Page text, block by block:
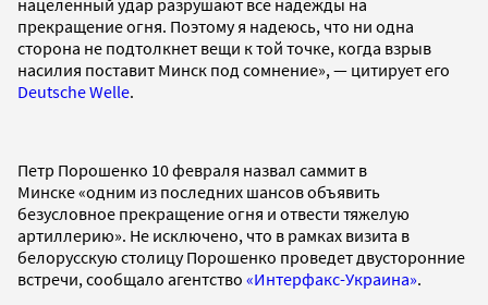
прекращение огня. Поэтому я надеюсь, что ни одна
сторона не подтолкнет вещи к той точке, когда взрыв
насилия поставит Минск под сомнение», — цитирует его
Deutsche Welle.
Петр Порошенко 10 февраля назвал саммит в
Минске «одним из последних шансов объявить
безусловное прекращение огня и отвести тяжелую
артиллерию». Не исключено, что в рамках визита в
белорусскую столицу Порошенко проведет двусторонние
встречи, сообщало агентство «Интерфакс-Украина».